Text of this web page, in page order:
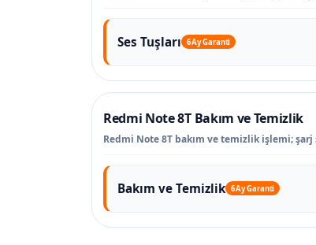
Ses Tuşları 6 Ay Garanti
Redmi Note 8T Bakım ve Temizlik
Redmi Note 8T bakım ve temizlik işlemi;
Bakım ve Temizlik 6 Ay Garanti